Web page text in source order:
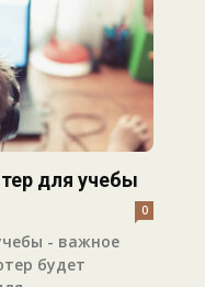
для учебы
0
- важное
будет